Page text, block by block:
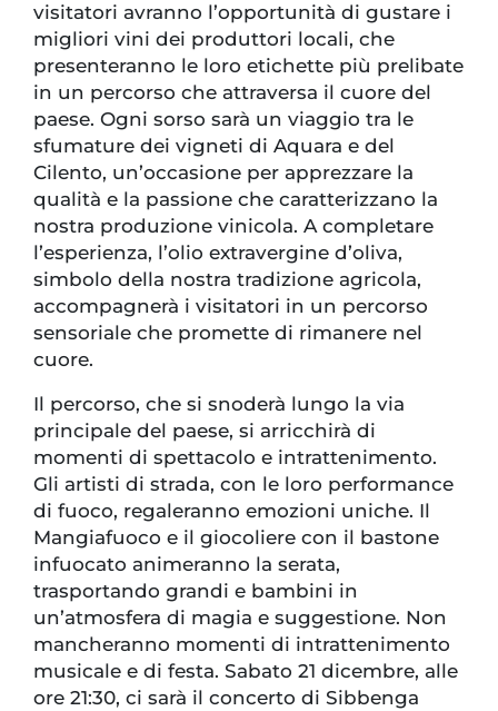
visitatori avranno l’opportunità di gustare i
migliori vini dei produttori locali, che
presenteranno le loro etichette più prelibate
in un percorso che attraversa il cuore del
paese. Ogni sorso sarà un viaggio tra le
sfumature dei vigneti di Aquara e del
Cilento, un’occasione per apprezzare la
qualità e la passione che caratterizzano la
nostra produzione vinicola. A completare
l’esperienza, l’olio extravergine d’oliva,
simbolo della nostra tradizione agricola,
accompagnerà i visitatori in un percorso
sensoriale che promette di rimanere nel
cuore.
Il percorso, che si snoderà lungo la via
principale del paese, si arricchirà di
momenti di spettacolo e intrattenimento.
Gli artisti di strada, con le loro performance
di fuoco, regaleranno emozioni uniche. Il
Mangiafuoco e il giocoliere con il bastone
infuocato animeranno la serata,
trasportando grandi e bambini in
un’atmosfera di magia e suggestione. Non
mancheranno momenti di intrattenimento
musicale e di festa. Sabato 21 dicembre, alle
ore 21:30, ci sarà il concerto di Sibbenga